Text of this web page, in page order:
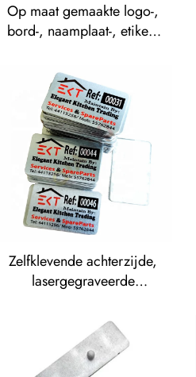
Op maat gemaakte logo-,
bord-, naamplaat-, etiket-,
badgeblanks van verzinkt
legering, geborstelde
metalen naamplaat
Zelfklevende achterzijde,
lasergegraveerde
stickeretiketten